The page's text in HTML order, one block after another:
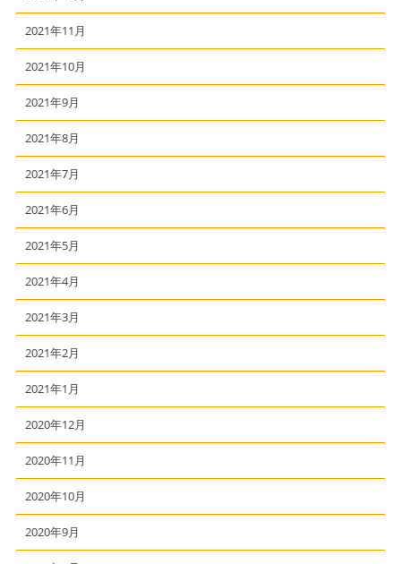
2021年11月
2021年10月
2021年9月
2021年8月
2021年7月
2021年6月
2021年5月
2021年4月
2021年3月
2021年2月
2021年1月
2020年12月
2020年11月
2020年10月
2020年9月